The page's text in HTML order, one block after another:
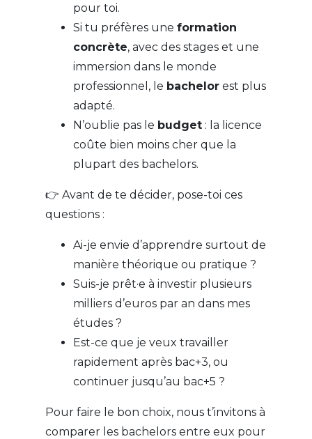
pour toi.
Si tu préfères une formation
concrète, avec des stages et une
immersion dans le monde
professionnel, le bachelorest plus
adapté.
N’oublie pas le budget: la licence
coûte bien moins cher que la
plupart des bachelors.
👉 Avant de te décider, pose-toi ces
questions :
Ai-je envie d’apprendre surtout de
manière théorique ou pratique ?
Suis-je prêt·e à investir plusieurs
milliers d’euros par an dans mes
études ?
Est-ce que je veux travailler
rapidement après bac+3, ou
continuer jusqu’au bac+5 ?
Pour faire le bon choix, nous t’invitons à
comparer les bachelors entre eux pour